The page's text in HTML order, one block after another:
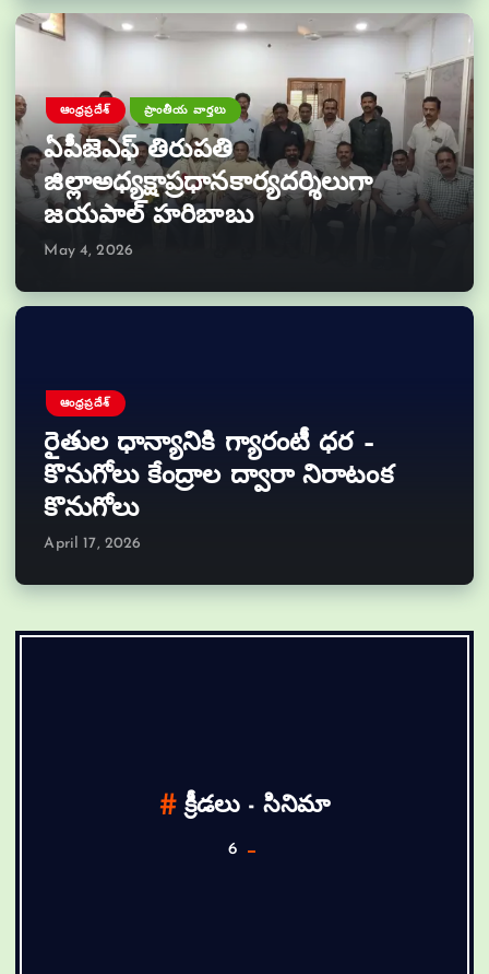
ఆంధ్రప్రదేశ్ ప్రాంతీయ వార్తలు
ఏపీజెఎఫ్ తిరుపతి
జిల్లాఅధ్యక్షాప్రధానకార్యదర్శిలుగా
జయపాల్ హరిబాబు
May 4, 2026
ఆంధ్రప్రదేశ్
రైతుల ధాన్యానికి గ్యారంటీ ధర –
కొనుగోలు కేంద్రాల ద్వారా నిరాటంక
కొనుగోలు
April 17, 2026
క్రీడలు - సినిమా
6